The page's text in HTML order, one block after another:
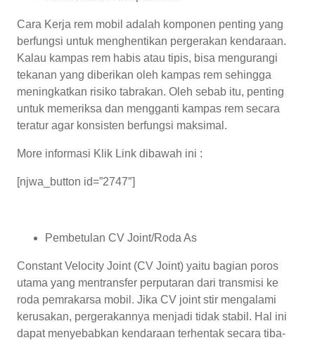
Cara Kerja rem mobil adalah komponen penting yang
berfungsi untuk menghentikan pergerakan kendaraan.
Kalau kampas rem habis atau tipis, bisa mengurangi
tekanan yang diberikan oleh kampas rem sehingga
meningkatkan risiko tabrakan. Oleh sebab itu, penting
untuk memeriksa dan mengganti kampas rem secara
teratur agar konsisten berfungsi maksimal.
More informasi Klik Link dibawah ini :
[njwa_button id=”2747″]
Pembetulan CV Joint/Roda As
Constant Velocity Joint (CV Joint) yaitu bagian poros
utama yang mentransfer perputaran dari transmisi ke
roda pemrakarsa mobil. Jika CV joint stir mengalami
kerusakan, pergerakannya menjadi tidak stabil. Hal ini
dapat menyebabkan kendaraan terhentak secara tiba-